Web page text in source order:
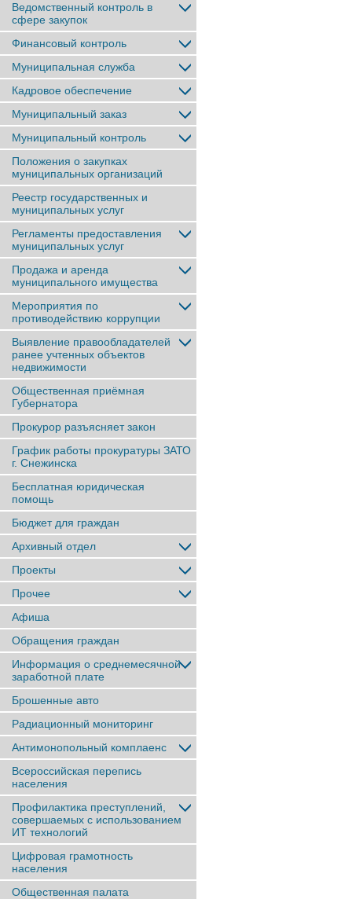
Ведомственный контроль в
сфере закупок
Финансовый контроль
Муниципальная служба
Кадровое обеспечение
Муниципальный заказ
Муниципальный контроль
Положения о закупках
муниципальных организаций
Реестр государственных и
муниципальных услуг
Регламенты предоставления
муниципальных услуг
Продажа и аренда
муниципального имущества
Мероприятия по
противодействию коррупции
Выявление правообладателей
ранее учтенныx объектов
недвижимости
Общественная приёмная
Губернатора
Прокурор разъясняет закон
График работы прокуратуры ЗАТО
г. Снежинска
Бесплатная юридическая
помощь
Бюджет для граждан
Архивный отдел
Проекты
Прочее
Афиша
Обращения граждан
Информация о среднемесячной
заработной плате
Брошенные авто
Радиационный мониторинг
Антимонопольный комплаенс
Всероссийская перепись
населения
Профилактика преступлений,
совершаемых с использованием
ИТ технологий
Цифровая грамотность
населения
Общественная палата